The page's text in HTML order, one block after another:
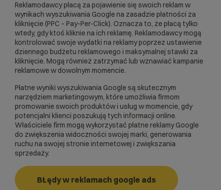
Reklamodawcy płacą za pojawienie się swoich reklam w
wynikach wyszukiwania Google na zasadzie płatności za
kliknięcie (PPC – Pay-Per-Click). Oznacza to, że płacą tylko
wtedy, gdy ktoś kliknie na ich reklamę. Reklamodawcy mogą
kontrolować swoje wydatki na reklamy poprzez ustawienie
dziennego budżetu reklamowego i maksymalnej stawki za
kliknięcie. Mogą również zatrzymać lub wznawiać kampanie
reklamowe w dowolnym momencie.
Płatne wyniki wyszukiwania Google są skutecznym
narzędziem marketingowym, które umożliwia firmom
promowanie swoich produktów i usług w momencie, gdy
potencjalni klienci poszukują tych informacji online.
Właściciele firm mogą wykorzystać płatne reklamy Google
do zwiększenia widoczności swojej marki, generowania
ruchu na swojej stronie internetowej i zwiększania
sprzedaży.
BŁędy w reklamach google ads